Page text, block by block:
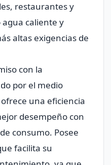
restaurantes y
caliente y
altas exigencias de
con la
por el medio
una eficiencia
desempeño con
consumo. Posee
facilita su